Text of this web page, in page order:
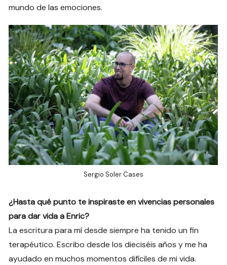
mundo de las emociones.
Sergio Soler Cases
¿Hasta qué punto te inspiraste en vivencias personales
para dar vida a Enric?
La escritura para mí desde siempre ha tenido un fin
terapéutico. Escribo desde los dieciséis años y me ha
ayudado en muchos momentos difíciles de mi vida.